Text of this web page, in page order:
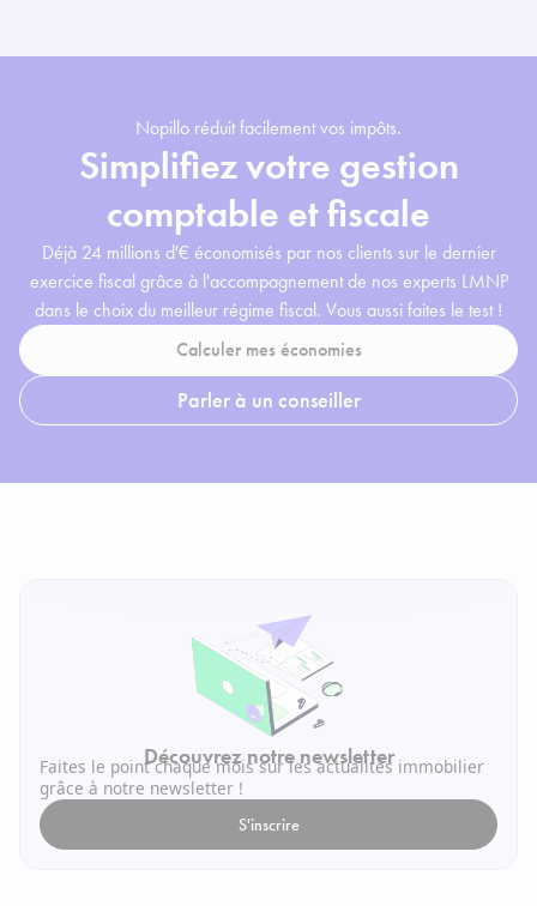
Nopillo réduit facilement vos impôts.
Simplifiez votre gestion
comptable et fiscale
Déjà 24 millions d'€ économisés par nos clients sur le dernier
exercice fiscal grâce à l'accompagnement de nos experts LMNP
dans le choix du meilleur régime fiscal. Vous aussi faites le test !
Calculer mes économies
Parler à un conseiller
Découvrez notre newsletter
Faites le point chaque mois sur les actualités immobilier
grâce à notre newsletter !
S'inscrire